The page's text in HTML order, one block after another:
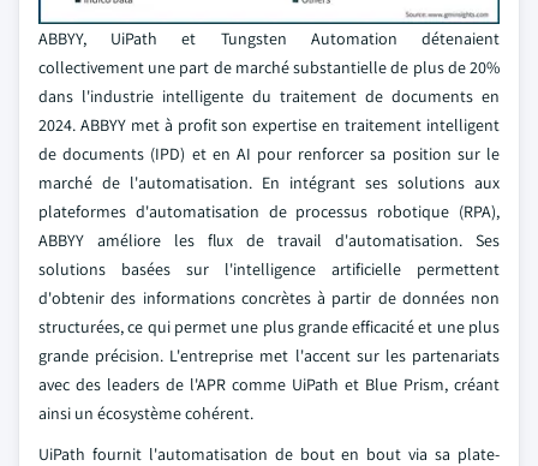
ABBYY, UiPath et Tungsten Automation détenaient
collectivement une part de marché substantielle de plus de 20%
dans l'industrie intelligente du traitement de documents en
2024. ABBYY met à profit son expertise en traitement intelligent
de documents (IPD) et en AI pour renforcer sa position sur le
marché de l'automatisation. En intégrant ses solutions aux
plateformes d'automatisation de processus robotique (RPA),
ABBYY améliore les flux de travail d'automatisation. Ses
solutions basées sur l'intelligence artificielle permettent
d'obtenir des informations concrètes à partir de données non
structurées, ce qui permet une plus grande efficacité et une plus
grande précision. L'entreprise met l'accent sur les partenariats
avec des leaders de l'APR comme UiPath et Blue Prism, créant
ainsi un écosystème cohérent.
UiPath fournit l'automatisation de bout en bout via sa plate-